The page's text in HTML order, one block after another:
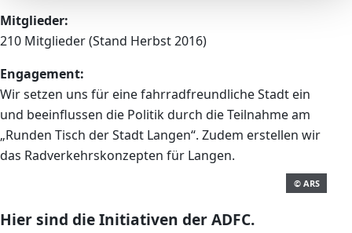
Mitglieder:
210 Mitglieder (Stand Herbst 2016)
Engagement:
Wir setzen uns für eine fahrradfreundliche Stadt ein
und beeinflussen die Politik durch die Teilnahme am
„Runden Tisch der Stadt Langen“. Zudem erstellen wir
das Radverkehrskonzepten für Langen.
© ARS
Hier sind die Initiativen der ADFC.